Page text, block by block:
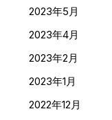
2023年5月
2023年4月
2023年2月
2023年1月
2022年12月